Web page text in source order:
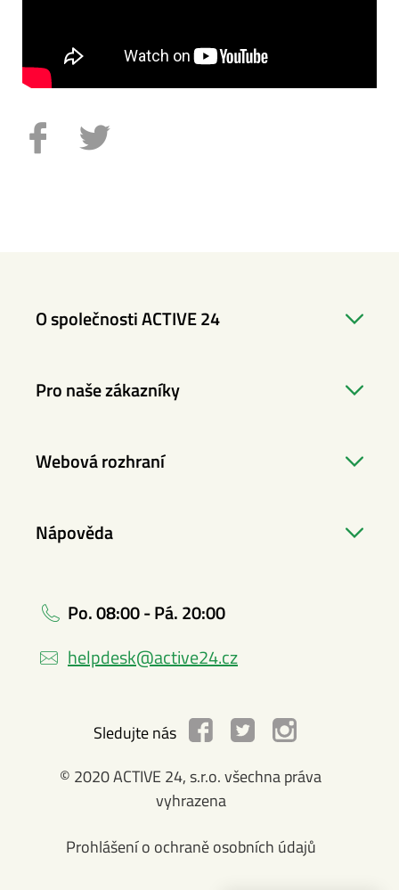
O společnosti ACTIVE 24
Pro naše zákazníky
Webová rozhraní
Nápověda
Po. 08:00 - Pá. 20:00
helpdesk@active24.cz
Sledujte nás
© 2020 ACTIVE 24, s.r.o. všechna práva
vyhrazena
Prohlášení o ochraně osobních údajů